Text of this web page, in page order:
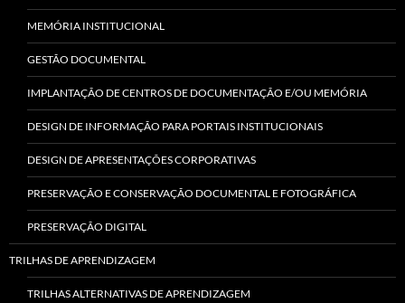
MEMÓRIA INSTITUCIONAL
GESTÃO DOCUMENTAL
IMPLANTAÇÃO DE CENTROS DE DOCUMENTAÇÃO E/OU MEMÓRIA
DESIGN DE INFORMAÇÃO PARA PORTAIS INSTITUCIONAIS
DESIGN DE APRESENTAÇÕES CORPORATIVAS
PRESERVAÇÃO E CONSERVAÇÃO DOCUMENTAL E FOTOGRÁFICA
PRESERVAÇÃO DIGITAL
TRILHAS DE APRENDIZAGEM
TRILHAS ALTERNATIVAS DE APRENDIZAGEM